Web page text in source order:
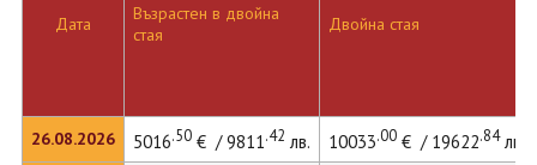
Дата
26.08.2026
Възрастен в двойна
стая
Двойна стая
5016.50€ / 9811.42 лв. 10033.00€ / 19622.84лв.